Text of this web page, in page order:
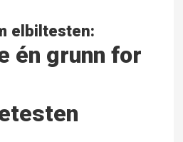
elbiltesten:
én grunn for